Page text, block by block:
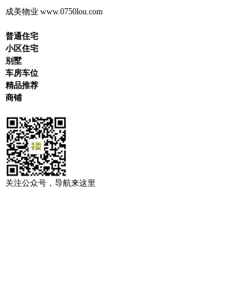
成美物业 www.0750lou.com
普通住宅
小区住宅
别墅
车房车位
精品推荐
商铺
关注公众号，导航来这里